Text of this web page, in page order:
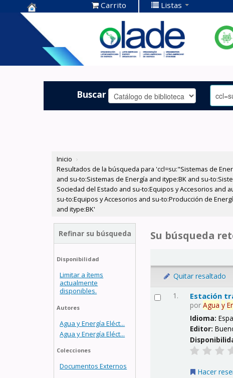
Centro de
Documentación
OLADE -
Carrito Listas
Buscar
Inicio ›
Resultados de la búsqueda para 'ccl=su:"Sistemas de
and su-to:Sistemas de Energía and itype:BK and su-
Sociedad del Estado and su-to:Equipos y Accesorios and
su-to:Equipos y Accesorios and su-to:Producción de
and itype:BK'
Refinar su búsqueda
Disponibilidad
Limitar a ítems
actualmente
disponibles.
Autores
Agua y Energía Eléct...
Agua y Energía Eléct...
Colecciones
Documentos Externos
Su búsqueda
Quitar resaltado
1. Estación
porAgua y
Idioma:
Editor:
Hacer